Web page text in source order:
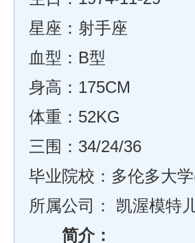
星座：射手座
血型：B型
身高：175CM
体重：52KG
三围：34/24/36
毕业院校：多伦多大
所属公司： 凯渥模特
简介：